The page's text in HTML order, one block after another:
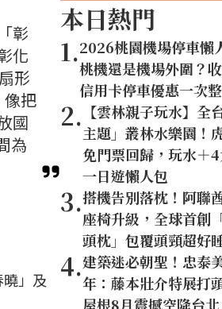
彰
化
形
像把
國
為
」及
本日熱門
1.2026桃園機場停車懶
桃機還是機場外圍？
信用卡停車優惠一次整
2. 【雲林親子玩水】全
主題」叢林水樂園！
免門票回歸，玩水＋
一日遊懶人包
3.搭機告別落枕！阿聯
座椅升級，全球首創
頭枕」包覆頭頸超好
4.建築迷必朝聖！忠泰
年：藤本壯介特展打
屋根8月震撼空降台北